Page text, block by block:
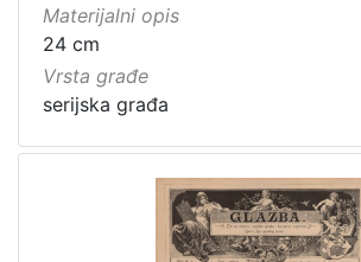
Materijalni opis
24 cm
Vrsta građe
serijska građa